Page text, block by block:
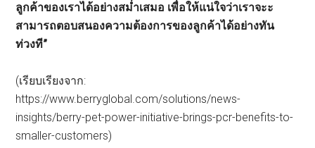
ลูกค้าของเราได้อย่างสม่ำเสมอ เพื่อให้แน่ใจว่าเราจะะ
สามารถตอบสนองความต้องการของลูกค้าได้อย่างทัน
ท่วงที”
(เรียบเรียงจาก:
https://www.berryglobal.com/solutions/news-
insights/berry-pet-power-initiative-brings-pcr-benefits-to-
smaller-customers)